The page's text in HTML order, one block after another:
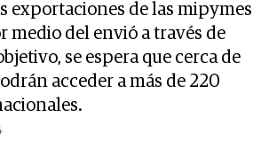
exportaciones de las mipymes
medio del envió a través de
se espera que cerca de
acceder a más de 220